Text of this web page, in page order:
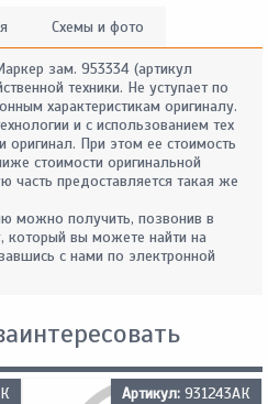
Схемы и фото
зам. 953334 (артикул
техники. Не уступает по
характеристикам оригиналу.
и с использованием тех
При этом ее стоимость
стоимости оригинальной
часть предоставляется такая же
можно получить, позвонив в
вы можете найти на
с нами по электронной
Артикул: 931243АК